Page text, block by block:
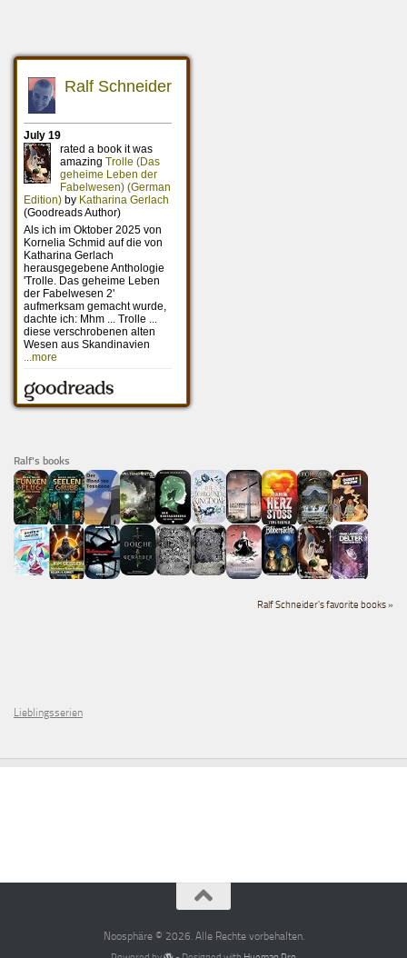
Ralf's books
Ralf Schneider's favorite books »
Lieblingsserien
Noosphäre © 2026. Alle Rechte vorbehalten.